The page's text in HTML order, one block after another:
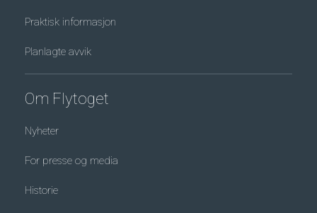
Praktisk informasjon
Planlagte avvik
Om Flytoget
Nyheter
For presse og media
Historie